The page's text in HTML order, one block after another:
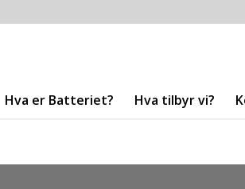
Hva er Batteriet? Hva tilbyr vi?